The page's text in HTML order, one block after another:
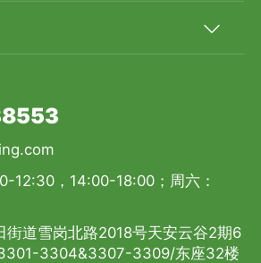
12:30，14:00-18:00；周六：
街道雪岗北路2018号天安云谷2期6
3304&3307-3309/东座32楼